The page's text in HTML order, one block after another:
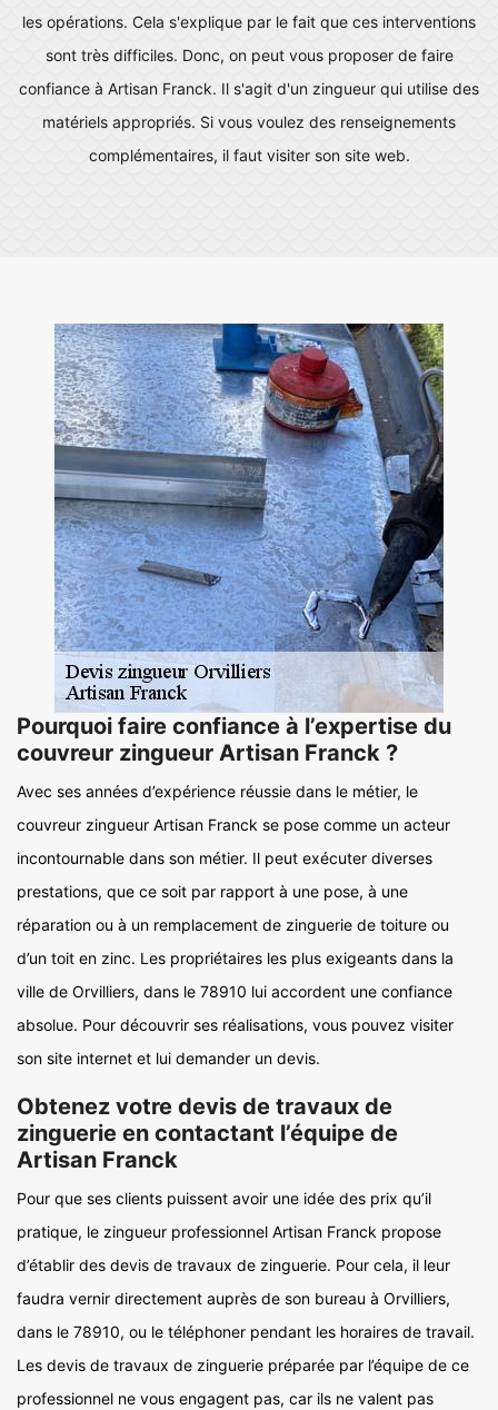
les opérations. Cela s'explique par le fait que ces interventions
sont très difficiles. Donc, on peut vous proposer de faire
confiance à Artisan Franck. Il s'agit d'un zingueur qui utilise des
matériels appropriés. Si vous voulez des renseignements
complémentaires, il faut visiter son site web.
Pourquoi faire confiance à l’expertise du
couvreur zingueur Artisan Franck ?
Avec ses années d’expérience réussie dans le métier, le
couvreur zingueur Artisan Franck se pose comme un acteur
incontournable dans son métier. Il peut exécuter diverses
prestations, que ce soit par rapport à une pose, à une
réparation ou à un remplacement de zinguerie de toiture ou
d’un toit en zinc. Les propriétaires les plus exigeants dans la
ville de Orvilliers, dans le 78910 lui accordent une confiance
absolue. Pour découvrir ses réalisations, vous pouvez visiter
son site internet et lui demander un devis.
Obtenez votre devis de travaux de
zinguerie en contactant l’équipe de
Artisan Franck
Pour que ses clients puissent avoir une idée des prix qu’il
pratique, le zingueur professionnel Artisan Franck propose
d’établir des devis de travaux de zinguerie. Pour cela, il leur
faudra vernir directement auprès de son bureau à Orvilliers,
dans le 78910, ou le téléphoner pendant les horaires de travail.
Les devis de travaux de zinguerie préparée par l’équipe de ce
professionnel ne vous engagent pas, car ils ne valent pas